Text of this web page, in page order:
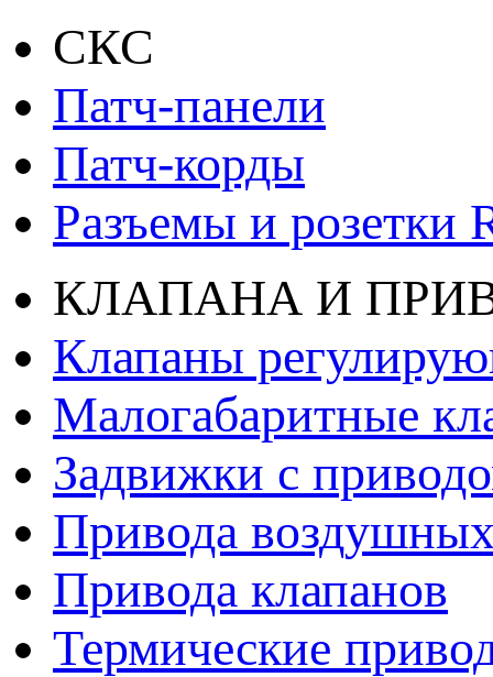
СКС
Патч-панели
Патч-корды
Разъемы и розетки
КЛАПАНА И
Клапаны
Малогабаритные
Задвижки с
Привода
Привода клапанов
Термические